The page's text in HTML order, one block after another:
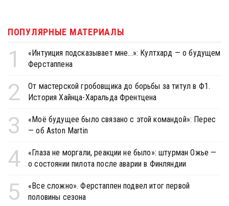
ПОПУЛЯРНЫЕ МАТЕРИАЛЫ
1
«Интуиция подсказывает мне...»: Култхард — о будущем
Ферстаппена
2
От мастерской гробовщика до борьбы за титул в Ф1.
История Хайнца-Харальда Френтцена
3
«Моё будущее было связано с этой командой»: Перес
— об Aston Martin
4
«Глаза не моргали, реакции не было»: штурман Ожье —
о состоянии пилота после аварии в Финляндии
5
«Все сложно». Ферстаппен подвел итог первой
половины сезона